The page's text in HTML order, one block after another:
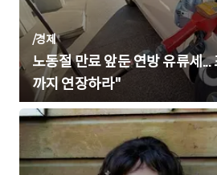
/경제
노동절 만료 앞둔 연방 유류세
까지 연장하라"